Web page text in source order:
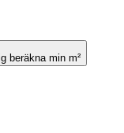
beräkna min m²